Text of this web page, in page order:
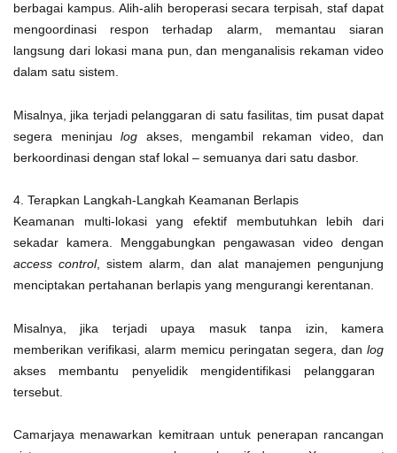
berbagai kampus. Alih-alih beroperasi secara terpisah, staf dapat
mengoordinasi respon terhadap alarm, memantau siaran
langsung dari lokasi mana pun, dan menganalisis rekaman video
dalam satu sistem.
Misalnya, jika terjadi pelanggaran di satu fasilitas, tim pusat dapat
segera meninjaulog akses, mengambil rekaman video, dan
berkoordinasi dengan staf lokal – semuanya dari satu dasbor.
4. Terapkan Langkah-Langkah Keamanan Berlapis
Keamanan multi-lokasi yang efektif membutuhkan lebih dari
sekadar kamera. Menggabungkan pengawasan video dengan
access control, sistem alarm, dan alat manajemen pengunjung
menciptakan pertahanan berlapis yang mengurangi kerentanan.
Misalnya, jika terjadi upaya masuk tanpa izin, kamera
memberikan verifikasi, alarm memicu peringatan segera, dan log
akses membantu penyelidik mengidentifikasi pelanggaran
tersebut.
Camarjaya menawarkan kemitraan untuk penerapan rancangan